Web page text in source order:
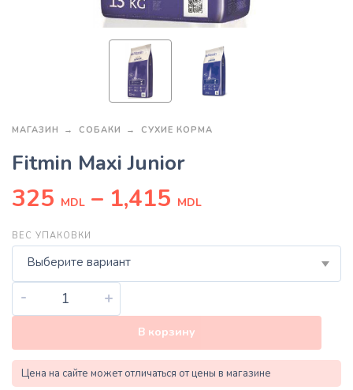
МАГАЗИН СОБАКИ СУХИЕ КОРМА
Fitmin Maxi Junior
325 MDL – 1,415 MDL
ВЕС УПАКОВКИ
Выберите вариант
- +
В корзину
Цена на сайте может отличаться от цены в магазине